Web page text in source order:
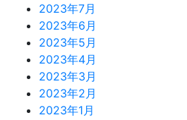
2023年7月
2023年6月
2023年5月
2023年4月
2023年3月
2023年2月
2023年1月